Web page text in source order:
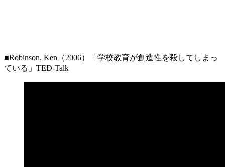
■Robinson, Ken（2006）「学校教育が創造性を殺してしまっ
ている」TED-Talk